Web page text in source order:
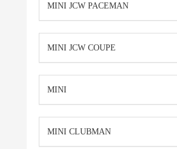
MINI JCW PACEMAN
MINI JCW COUPE
MINI
MINI CLUBMAN